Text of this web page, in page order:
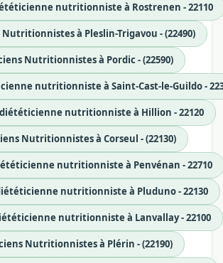
nutritionniste à Rostrenen - 22110
à Pleslin-Trigavou - (22490)
Nutritionnistes à Pordic - (22590)
nutritionniste à Saint-Cast-le-Guildo -
nutritionniste à Hillion - 22120
Nutritionnistes à Corseul - (22130)
nutritionniste à Penvénan - 22710
nutritionniste à Pluduno - 22130
nutritionniste à Lanvallay - 22100
Nutritionnistes à Plérin - (22190)